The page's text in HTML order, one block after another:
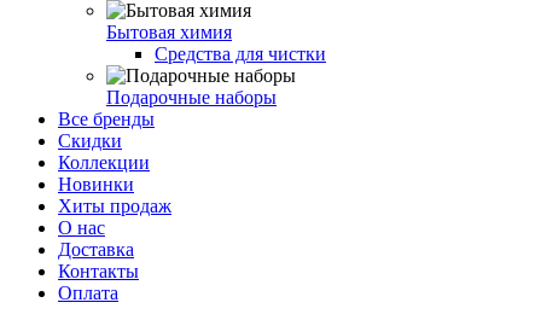
Бытовая химия
Средства для чистки
Подарочные наборы
Все бренды
Скидки
Коллекции
Новинки
Хиты продаж
О нас
Доставка
Контакты
Оплата